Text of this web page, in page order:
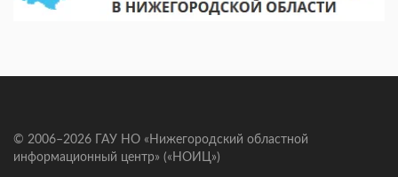
© 2006–2026 ГАУ НО «Нижегородский областной
информационный центр» («НОИЦ»)